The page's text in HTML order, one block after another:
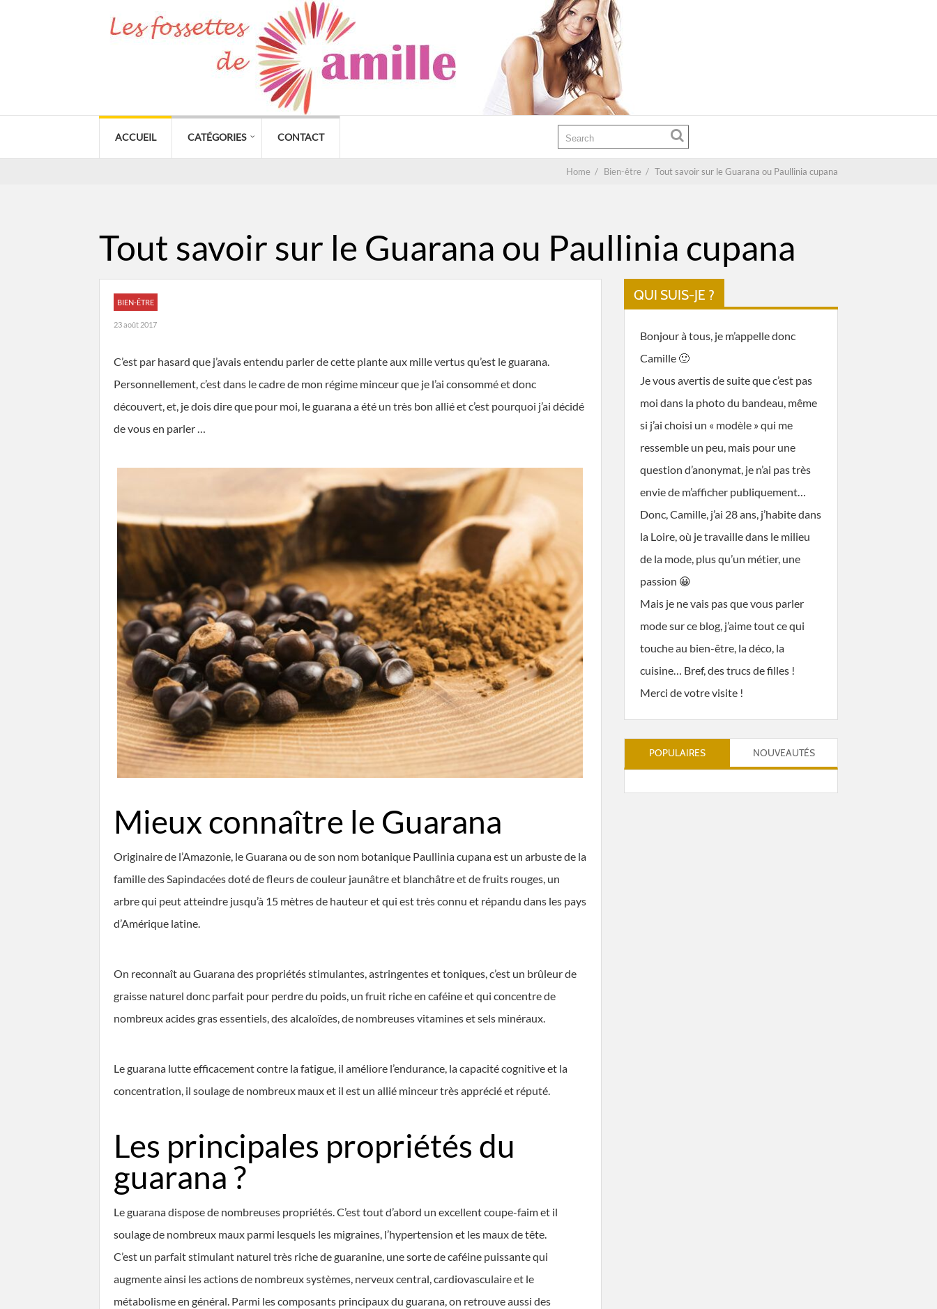
ACCUEIL CATÉGORIES CONTACT
Home / Bien-être / Tout savoir sur le Guarana ou Paullinia cupana
Tout savoir sur le Guarana ou Paullinia cupana
BIEN-ÊTRE
23 août 2017
C’est par hasard que j’avais entendu parler de cette plante aux mille vertus qu’est le guarana.
Personnellement, c’est dans le cadre de mon régime minceur que je l’ai consommé et donc
découvert, et, je dois dire que pour moi, le guarana a été un très bon allié et c’est pourquoi j’ai décidé
de vous en parler …
Mieux connaître le Guarana
Originaire de l’Amazonie, le Guarana ou de son nom botanique Paullinia cupana est un arbuste de la
famille des Sapindacées doté de fleurs de couleur jaunâtre et blanchâtre et de fruits rouges, un
arbre qui peut atteindre jusqu’à 15 mètres de hauteur et qui est très connu et répandu dans les pays
d’Amérique latine.
On reconnaît au Guarana des propriétés stimulantes, astringentes et toniques, c’est un brûleur de
graisse naturel donc parfait pour perdre du poids, un fruit riche en caféine et qui concentre de
nombreux acides gras essentiels, des alcaloïdes, de nombreuses vitamines et sels minéraux.
Le guarana lutte efficacement contre la fatigue, il améliore l’endurance, la capacité cognitive et la
concentration, il soulage de nombreux maux et il est un allié minceur très apprécié et réputé.
Les principales propriétés du
guarana ?
Le guarana dispose de nombreuses propriétés. C’est tout d’abord un excellent coupe-faim et il
soulage de nombreux maux parmi lesquels les migraines, l’hypertension et les maux de tête.
C’est un parfait stimulant naturel très riche de guaranine, une sorte de caféine puissante qui
augmente ainsi les actions de nombreux systèmes, nerveux central, cardiovasculaire et le
métabolisme en général. Parmi les composants principaux du guarana, on retrouve aussi des
QUI SUIS-JE ?
Bonjour à tous, je m’appelle donc
Camille 🙂
Je vous avertis de suite que c’est pas
moi dans la photo du bandeau, même
si j’ai choisi un « modèle » qui me
ressemble un peu, mais pour une
question d’anonymat, je n’ai pas très
envie de m’afficher publiquement…
Donc, Camille, j’ai 28 ans, j’habite dans
la Loire, où je travaille dans le milieu
de la mode, plus qu’un métier, une
passion 😀
Mais je ne vais pas que vous parler
mode sur ce blog, j’aime tout ce qui
touche au bien-être, la déco, la
cuisine… Bref, des trucs de filles !
Merci de votre visite !
POPULAIRES NOUVEAUTÉS